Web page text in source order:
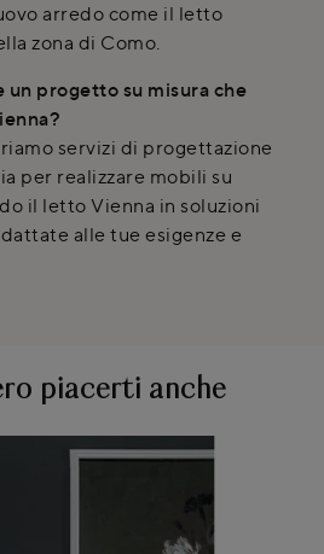
arredo come il letto
zona di Como.
un progetto su misura che
servizi di progettazione
per realizzare mobili su
il letto Vienna in soluzioni
alle tue esigenze e
piacerti anche